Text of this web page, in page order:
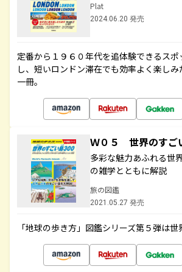
Plat
2024.06.20 発売
定番から１９６０年代を追体験できるス
し、短いロンドン滞在でも効率よく楽し
一冊。
Ｗ０５ 世界のすご
多彩な魅力あふれる世
の雑学とともに解説
旅の図鑑
2021.05.27 発売
「地球の歩き方」図鑑シリーズ第５弾は世